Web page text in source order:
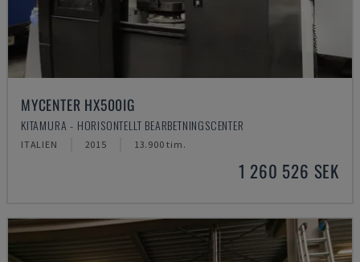
MYCENTER HX500IG
KITAMURA - HORISONTELLT BEARBETNINGSCENTER
ITALIEN 2015 13.900 tim.
1 260 526 SEK